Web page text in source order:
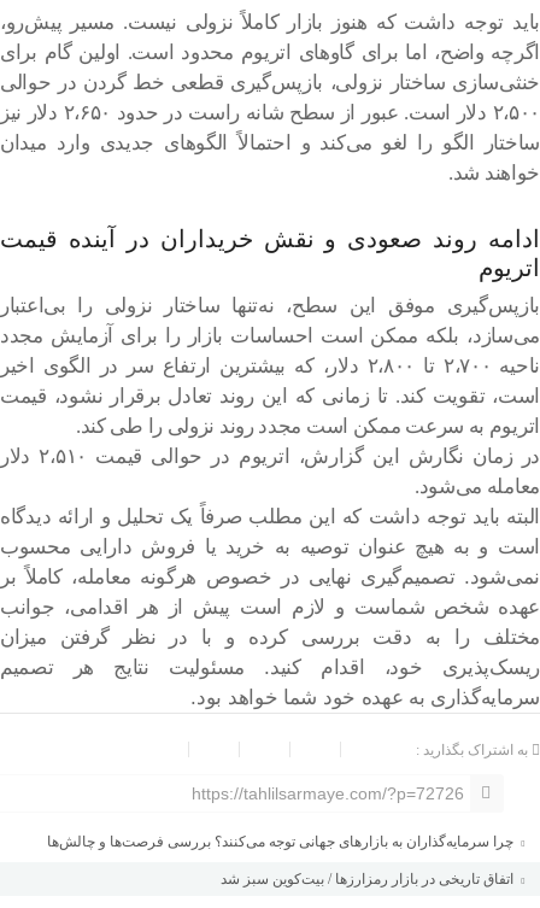
باید توجه داشت که هنوز بازار کاملاً نزولی نیست. مسیر پیش‌رو،
اگرچه واضح، اما برای گاوهای اتریوم محدود است. اولین گام برای
خنثی‌سازی ساختار نزولی، بازپس‌گیری قطعی خط گردن در حوالی
۲،۵۰۰ دلار است. عبور از سطح شانه راست در حدود ۲،۶۵۰ دلار نیز
ساختار الگو را لغو می‌کند و احتمالاً الگوهای جدیدی وارد میدان
خواهند شد.
ادامه روند صعودی و نقش خریداران در آینده قیمت
اتریوم
بازپس‌گیری موفق این سطح، نه‌تنها ساختار نزولی را بی‌اعتبار
می‌سازد، بلکه ممکن است احساسات بازار را برای آزمایش مجدد
ناحیه ۲،۷۰۰ تا ۲،۸۰۰ دلار، که بیشترین ارتفاع سر در الگوی اخیر
است، تقویت کند. تا زمانی که این روند تعادل برقرار نشود، قیمت
اتریوم به سرعت ممکن است مجدد روند نزولی را طی کند.
در زمان نگارش این گزارش، اتریوم در حوالی قیمت ۲،۵۱۰ دلار
معامله می‌شود.
البته باید توجه داشت که این مطلب صرفاً یک تحلیل و ارائه دیدگاه
است و به هیچ عنوان توصیه به خرید یا فروش دارایی محسوب
نمی‌شود. تصمیم‌گیری نهایی در خصوص هرگونه معامله، کاملاً بر
عهده شخص شماست و لازم است پیش از هر اقدامی، جوانب
مختلف را به دقت بررسی کرده و با در نظر گرفتن میزان
ریسک‌پذیری خود، اقدام کنید. مسئولیت نتایج هر تصمیم
سرمایه‌گذاری به عهده خود شما خواهد بود.
به اشتراک بگذارید :
https://tahlilsarmaye.com/?p=72726
چرا سرمایه‌گذاران به بازارهای جهانی توجه می‌کنند؟ بررسی فرصت‌ها و چالش‌ها
اتفاق تاریخی در بازار رمزارزها / بیت‌کوین سبز شد